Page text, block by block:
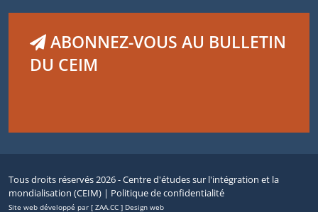
ABONNEZ-VOUS AU BULLETIN
DU CEIM
Tous droits réservés 2026 - Centre d'études sur l'intégration et la
mondialisation (CEIM) | Politique de confidentialité
Site web développé par [ ZAA.CC ] Design web